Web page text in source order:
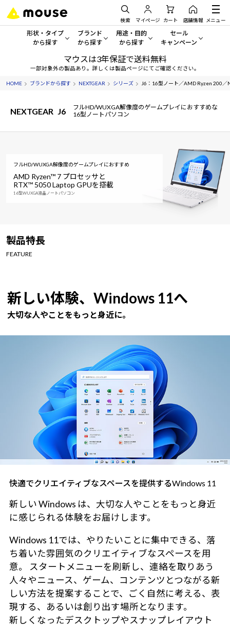
検索 マイページ カート 店舗情報 メニュー
形状・タイプ
から探す
形状・タイプから探す をすべてみる
デスクトップPC
ノートPC
サーバー
ワークステーション
Windows 11
ブランド
から探す
mouse
G TUNE
NEXTGEAR
MousePro
iiyama
用途・目的
から探す
一般向けパソコン
ゲーミングPC・ゲーム向けパソコン
クリエイティブ向け
学習向けパソコン
スペック/パーツ別
セール
キャンペーン
セール・キャンペー
期間限定セール
すべて新品の旧モデル製品
おすすめ目玉パソコン
今イチオシのパソコンをピ
Windows 11|Copilot+ PC
マウスは3年保証で送料無料
一部対象外の製品あり。詳しくは製品ページにてご確認ください。
HOME ブランドから探す NEXTGEAR シリーズ J6：16型ノート／AMD Ryzen 200／
NEXTGEAR J6
フルHD/WUXGA解像度のゲームプレイにおすすめな
16型ノートパソコン
フルHD/WUXGA解像度のゲームプレイにおすすめ
AMD Ryzen™ 7 プロセッサと
RTX™ 5050 Laptop GPUを搭載
16型WUXGA液晶ノートパソコン
製品特長
FEATURE
新しい体験、Windows 11へ
大切な人やことをもっと身近に。
快適でクリエイティブなスペースを提供するWindows 11
新しい Windows は、大切な人やことをもっと身近
に感じられる体験をお届けします。
Windows 11では、やりたいことに集中できる、落
ち着いた雰囲気のクリエイティブなスペースを用
意。 スタートメニューを刷新し、連絡を取りあう
人々やニュース、ゲーム、コンテンツとつながる新
しい方法を提案することで、ごく自然に考える、表
現する、あるいは創り出す場所となります。
新しくなったデスクトップやスナップレイアウト